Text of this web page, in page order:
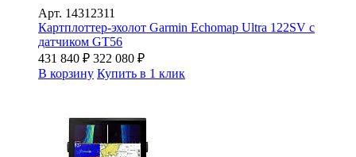
Арт. 14312311
Картплоттер-эхолот Garmin Echomap Ultra 122SV с
датчиком GT56
431 840 ₽ 322 080 ₽
В корзину Купить в 1 клик